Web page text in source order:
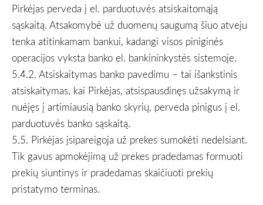
Pirkėjas perveda į el. parduotuvės atsiskaitomąją
sąskaitą. Atsakomybė už duomenų saugumą šiuo atveju
tenka atitinkamam bankui, kadangi visos piniginės
operacijos vyksta banko el. bankininkystės sistemoje.
5.4.2. Atsiskaitymas banko pavedimu – tai išankstinis
atsiskaitymas, kai Pirkėjas, atsispausdinęs užsakymą ir
nuėjęs į artimiausią banko skyrių, perveda pinigus į el.
parduotuvės banko sąskaitą.
5.5. Pirkėjas įsipareigoja už prekes sumokėti nedelsiant.
Tik gavus apmokėjimą už prekes pradedamas formuoti
prekių siuntinys ir pradedamas skaičiuoti prekių
pristatymo terminas.